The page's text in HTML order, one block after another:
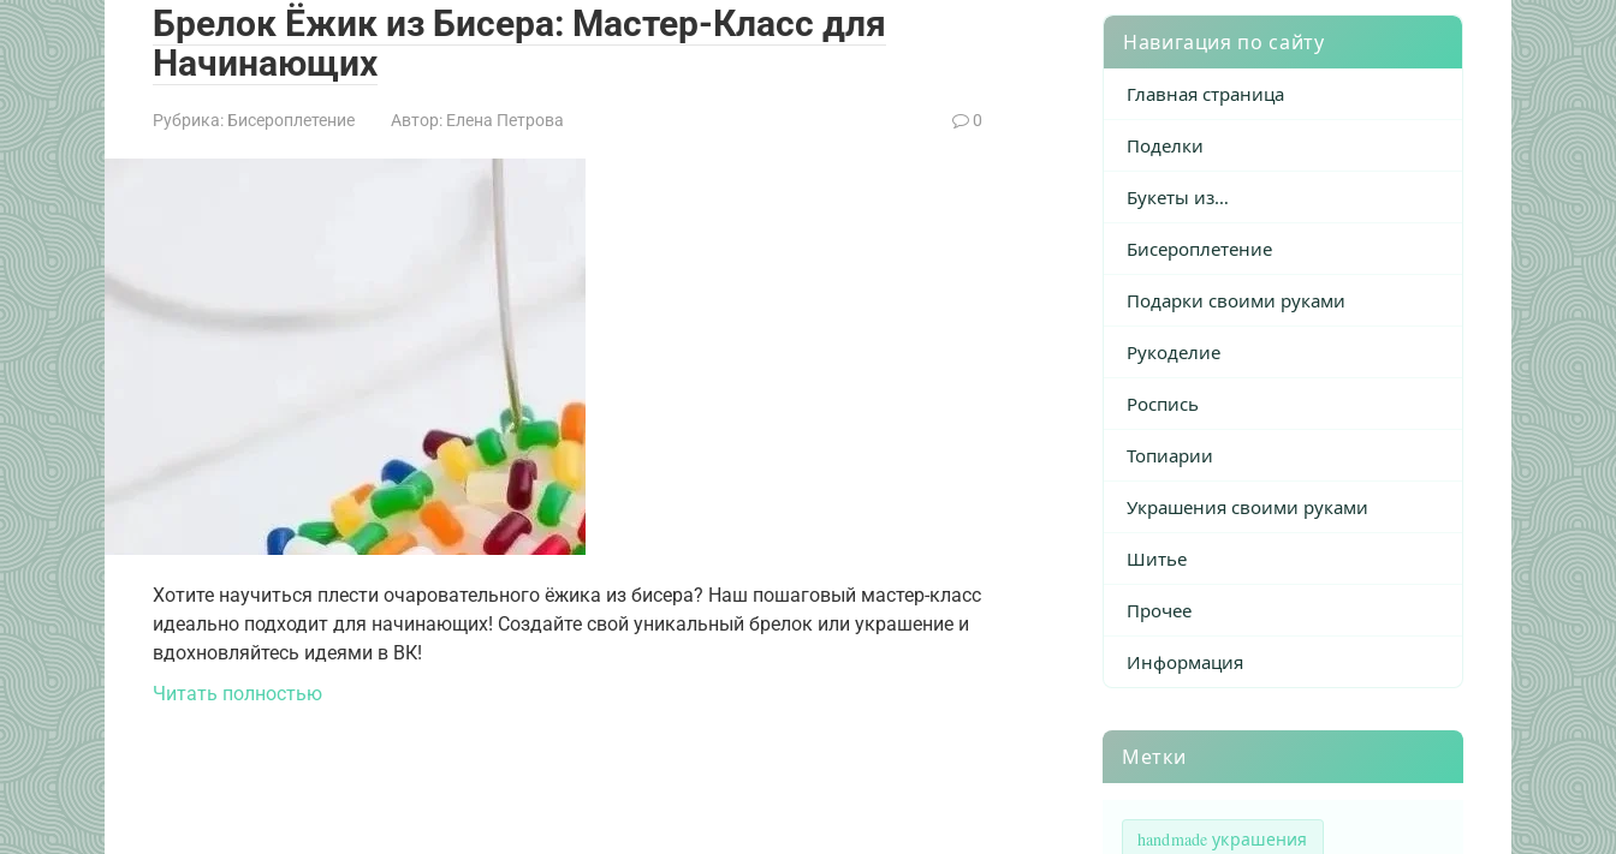
Брелок Ёжик из Бисера: Мастер-Класс для
Начинающих
Рубрика: Бисероплетение Автор: Елена Петрова 0
Хотите научиться плести очаровательного ёжика из бисера? Наш пошаговый мастер-класс
идеально подходит для начинающих! Создайте свой уникальный брелок или украшение и
вдохновляйтесь идеями в ВК!
Читать полностью
Навигация по сайту
Главная страница
Поделки
Букеты из…
Бисероплетение
Подарки своими руками
Рукоделие
Роспись
Топиарии
Украшения своими руками
Шитье
Прочее
Информация
Метки
handmade украшения